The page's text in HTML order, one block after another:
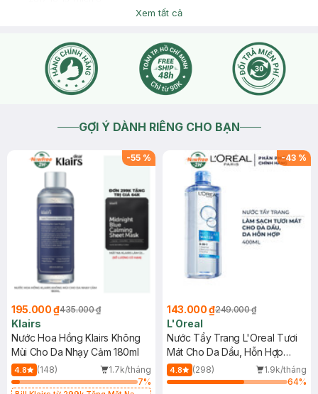
Xem tất cả
GỢI Ý DÀNH RIÊNG CHO BẠN
-55 %
195.000 ₫435.000 ₫
Klairs
Nước Hoa Hồng Klairs Không
Mùi Cho Da Nhạy Cảm 180ml
4.8 (148)
1.7k/tháng
7%
-43 %
143.000 ₫249.000 ₫
L'Oreal
Nước Tẩy Trang L'Oreal Tươi
Mát Cho Da Dầu, Hỗn Hợp
400ml
4.8 (298)
1.9k/tháng
64%